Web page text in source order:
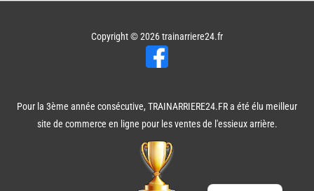
Copyright © 2026trainarriere24.fr
Pour la 3ème année consécutive, TRAINARRIERE24.FR a été élu meilleur
site de commerce en ligne pour les ventes de l'essieux arrière.